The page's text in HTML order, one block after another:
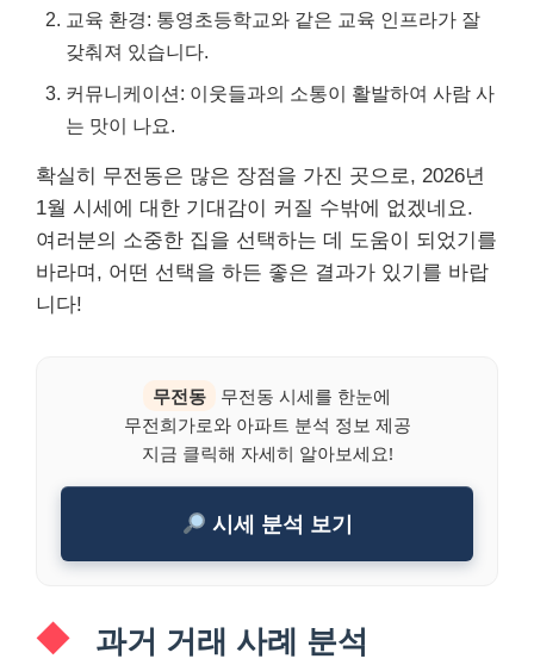
교육 환경: 통영초등학교와 같은 교육 인프라가 잘
갖춰져 있습니다.
커뮤니케이션: 이웃들과의 소통이 활발하여 사람 사
는 맛이 나요.
확실히 무전동은 많은 장점을 가진 곳으로, 2026년
1월 시세에 대한 기대감이 커질 수밖에 없겠네요.
여러분의 소중한 집을 선택하는 데 도움이 되었기를
바라며, 어떤 선택을 하든 좋은 결과가 있기를 바랍
니다!
무전동
무전동 시세를 한눈에
무전희가로와 아파트 분석 정보 제공
지금 클릭해 자세히 알아보세요!
시세 분석 보기
과거 거래 사례 분석